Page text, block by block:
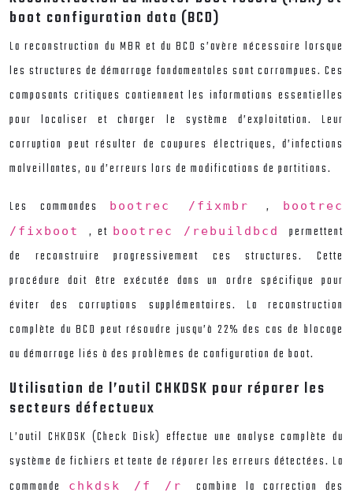
boot configuration data (BCD)
La reconstruction du MBR et du BCD s’avère nécessaire lorsque
les structures de démarrage fondamentales sont corrompues. Ces
composants critiques contiennent les informations essentielles
pour localiser et charger le système d’exploitation. Leur
corruption peut résulter de coupures électriques, d’infections
malveillantes, ou d’erreurs lors de modifications de partitions.
Les commandes
bootrec /fixmbr,
bootrec
/fixboot , et bootrec /rebuildbcd permettent
de reconstruire progressivement ces structures. Cette
procédure doit être exécutée dans un ordre spécifique pour
éviter des corruptions supplémentaires. La reconstruction
complète du BCD peut résoudre jusqu’à 22% des cas de blocage
au démarrage liés à des problèmes de configuration de boot.
Utilisation de l’outil CHKDSK pour réparer les
secteurs défectueux
L’outil CHKDSK (Check Disk) effectue une analyse complète du
système de fichiers et tente de réparer les erreurs détectées. La
commande
chkdsk /f /r combine la correction des